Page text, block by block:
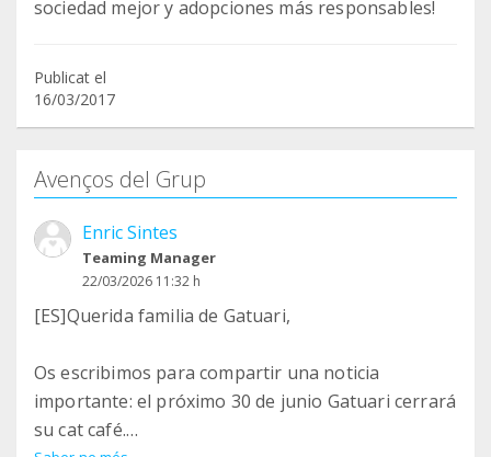
sociedad mejor y adopciones más responsables!
Publicat el
16/03/2017
Avenços del Grup
Enric Sintes
Teaming Manager
22/03/2026 11:32 h
[ES]Querida familia de Gatuari,
Os escribimos para compartir una noticia
importante: el próximo 30 de junio Gatuari cerrará
su cat café.